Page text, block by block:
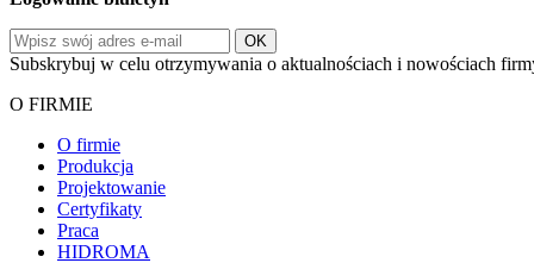
Subskrybuj w celu otrzymywania o aktualnościach i nowościach
O FIRMIE
O firmie
Produkcja
Projektowanie
Certyfikaty
Praca
HIDROMA